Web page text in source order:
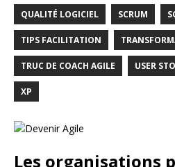
QUALITÉ LOGICIEL SCRUM
TIPS FACILITATION
TRUC DE COACH AGILE USER
XP
Les organisations